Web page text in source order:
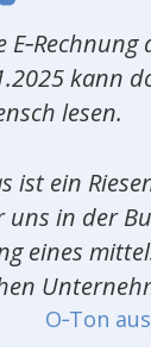
E‑Rechnung
kann
lesen.
ist ein
uns in der
eines
O‑Ton